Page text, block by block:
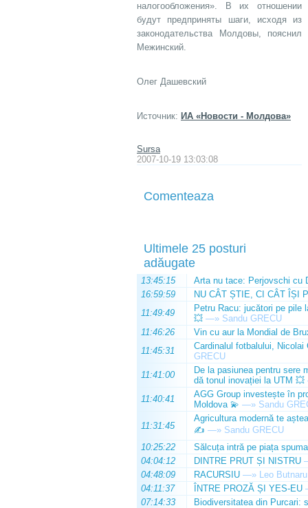
налогообложения». В их отношении
будут предприняты шаги, исходя из
законодательства Молдовы, пояснил
Межинский.
Олег Дашевский
Источник: ИА «Новости - Молдова»
Sursa
2007-10-19 13:03:08
Comenteaza
Ultimele 25 posturi
adăugate
13:45:15
Arta nu tace: Perjovschi cu
16:59:59
NU CÂT ȘTIE, CI CÂT ÎȘI
11:49:49
Petru Racu: jucători pe pile
💥 —» Sandu GRECU
11:46:26
Vin cu aur la Mondial de
11:45:31
Cardinalul fotbalului,
GRECU
11:41:00
De la pasiunea pentru sere
dă tonul inovației la UTM 💥
11:40:41
AGG Group investește în
Moldova 💫 —» Sandu
11:31:45
Agricultura modernă te
✍️ —» Sandu GRECU
10:25:22
Sălcuța intră pe piața
04:04:12
DINTRE PRUT ȘI NISTRU
04:48:09
RACURSIU —» Leo Butnaru
04:11:37
ÎNTRE PROZĂ ȘI YES-EU
07:14:33
Biodiversitatea din Purcari: